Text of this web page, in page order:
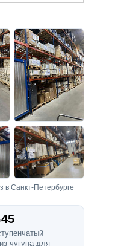
в Санкт-Петербурге
чугуна для